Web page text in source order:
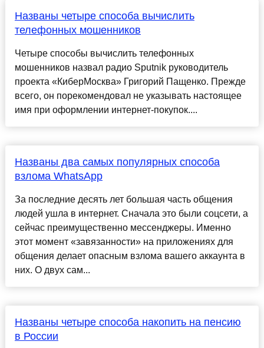
Названы четыре способа вычислить
телефонных мошенников
Четыре способы вычислить телефонных
мошенников назвал радио Sputnik руководитель
проекта «КиберМосква» Григорий Пащенко. Прежде
всего, он порекомендовал не указывать настоящее
имя при оформлении интернет-покупок....
Названы два самых популярных способа
взлома WhatsApp
За последние десять лет большая часть общения
людей ушла в интернет. Сначала это были соцсети, а
сейчас преимущественно мессенджеры. Именно
этот момент «завязанности» на приложениях для
общения делает опасным взлома вашего аккаунта в
них. О двух сам...
Названы четыре способа накопить на пенсию
в России